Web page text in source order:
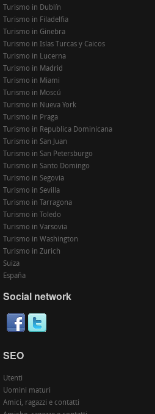
Turismo in Dublín
Turismo in Filadelfia
Turismo in Ginebra
Turismo in Islas Turcas y Caicos
Turismo in Lucerna
Turismo in Madrid
Turismo in Miami
Turismo in Moscú
Turismo in Nueva York
Turismo in Praga
Turismo in Republica Dominicana
Turismo in San Juan
Turismo in San Petersburgo
Turismo in Santo Domingo
Turismo in Segovia
Turismo in Sevilla
Turismo in Tarragona
Turismo in Toledo
Turismo in Varsovia
Turismo in Washington
Turismo in Zurich
Suiza
España
Social network
SEO
Utenti
Uomini maturi
Amici, ragazzi e contatti